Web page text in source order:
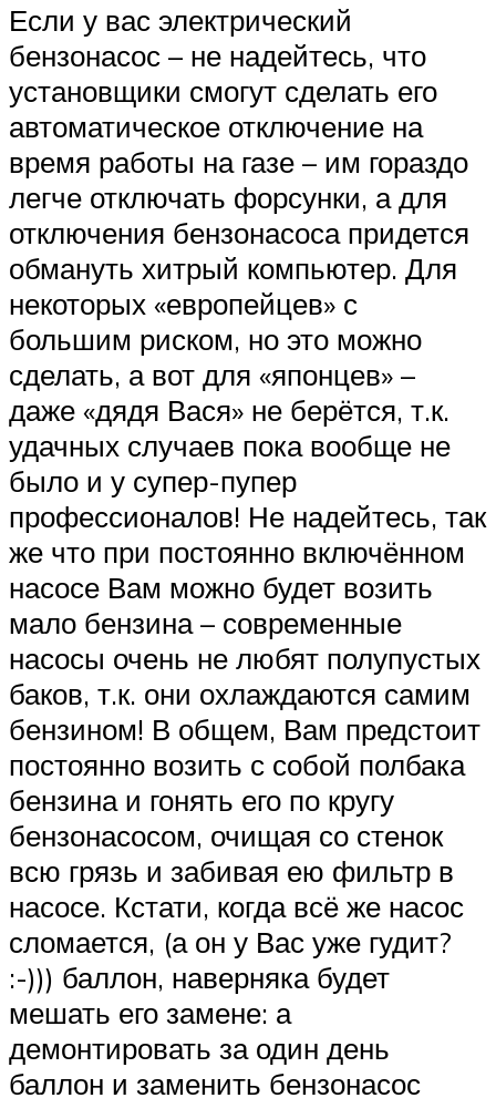
Если у вас электрический
бензонасос – не надейтесь, что
установщики смогут сделать его
автоматическое отключение на
время работы на газе – им гораздо
легче отключать форсунки, а для
отключения бензонасоса придется
обмануть хитрый компьютер. Для
некоторых «европейцев» с
большим риском, но это можно
сделать, а вот для «японцев» –
даже «дядя Вася» не берётся, т.к.
удачных случаев пока вообще не
было и у супер-пупер
профессионалов! Не надейтесь, так
же что при постоянно включённом
насосе Вам можно будет возить
мало бензина – современные
насосы очень не любят полупустых
баков, т.к. они охлаждаются самим
бензином! В общем, Вам предстоит
постоянно возить с собой полбака
бензина и гонять его по кругу
бензонасосом, очищая со стенок
всю грязь и забивая ею фильтр в
насосе. Кстати, когда всё же насос
сломается, (а он у Вас уже гудит?
:-))) баллон, наверняка будет
мешать его замене: а
демонтировать за один день
баллон и заменить бензонасос